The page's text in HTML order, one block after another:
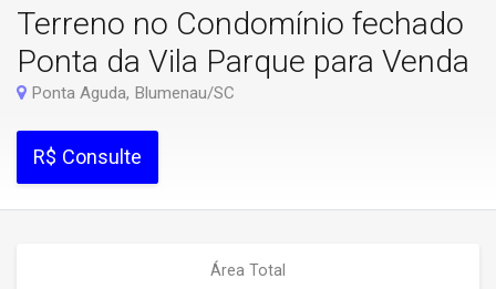
Terreno no Condomínio fechado
Ponta da Vila Parque para Venda
Ponta Aguda, Blumenau/SC
R$ Consulte
Área Total